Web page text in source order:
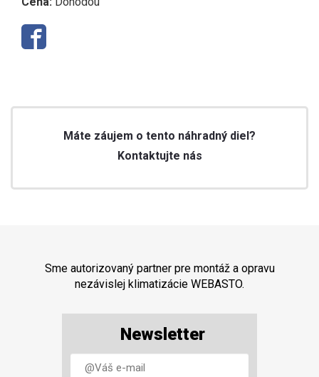
Máte záujem o tento náhradný diel?
Kontaktujte nás
Sme autorizovaný partner pre montáž a opravu
nezávislej klimatizácie WEBASTO.
Newsletter